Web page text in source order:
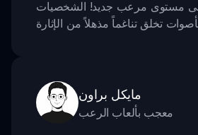
إلى مستوى مرعب جديد! الشخصيات
مايكل براون
معجب بألعاب الرعب